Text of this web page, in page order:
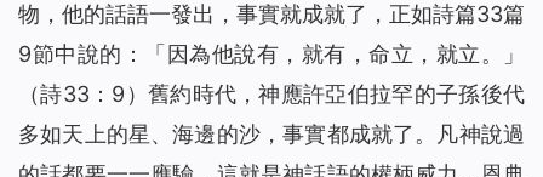
物，他的話語一發出，事實就成就了，正如詩篇33篇
9節中說的：「因為他說有，就有，命立，就立。」
（詩33：9）舊約時代，神應許亞伯拉罕的子孫後代
多如天上的星、海邊的沙，事實都成就了。凡神說過